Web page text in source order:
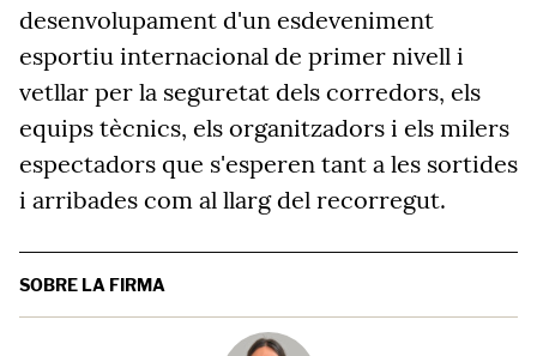
desenvolupament d'un esdeveniment
esportiu internacional de primer nivell i
vetllar per la seguretat dels corredors, els
equips tècnics, els organitzadors i els milers
espectadors que s'esperen tant a les sortides
i arribades com al llarg del recorregut.
SOBRE LA FIRMA